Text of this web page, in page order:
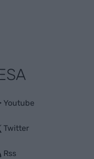
Youtube
Twitter
Rss